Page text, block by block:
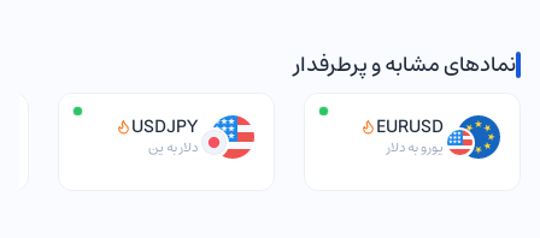
نمادهای مشابه و پرطرفدار
EURUSD
یورو به دلار
USDJPY
دلار به ین